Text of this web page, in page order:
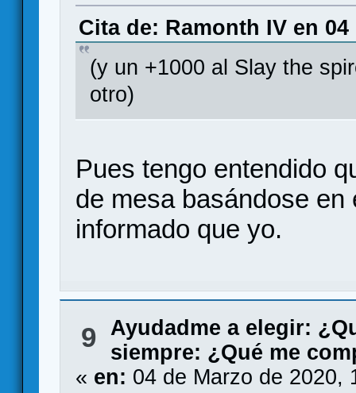
Cita de: Ramonth IV en
(y un +1000 al Slay the
otro)
Pues tengo entendido
de mesa basándose
informado que yo.
9 Ayudadme a elegir:
siempre: ¿Qué me
« en: 04 de Marzo de 2020,